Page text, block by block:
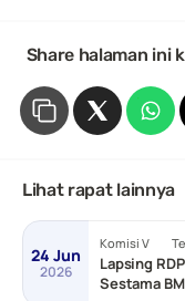
Share halaman ini
Lihat rapat lainnya
24 Jun
2026
Komisi V
Lapsing
Sestama